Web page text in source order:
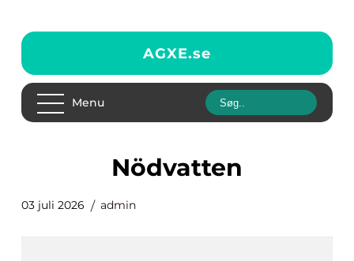
AGXE.se
Menu
nödvatten
03 juli 2026 admin